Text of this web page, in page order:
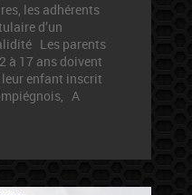
les adhérents
d’un
Les parents
à 17 ans doivent
leur enfant inscrit
A